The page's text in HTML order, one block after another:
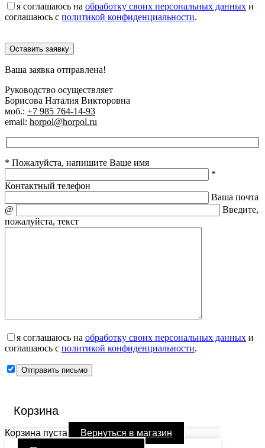
я соглашаюсь на обработку своих персональных данных и
соглашаюсь с политикой конфиденциальности.
Оставить заявку
Ваша заявка отправлена!
Руководство осуществляет
Борисова Наталия Викторовна
моб.: +7 985 764-14-93
email: horpol@horpol.ru
* Пожалуйста, напишите Ваше имя
*
Контактный телефон
Ваша почта
@
Введите,
пожалуйста, текст
я соглашаюсь на обработку своих персональных данных и
соглашаюсь с политикой конфиденциальности.
Корзина
Корзина пуста Вернуться в магазин